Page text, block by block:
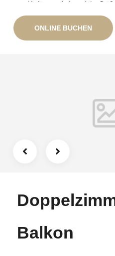
zur Verfügung. Aufgrund der
Sie freundlich, hier keinen Hund
Strandkörbe ist saison- &
ONLINE BUCHEN
Balkon